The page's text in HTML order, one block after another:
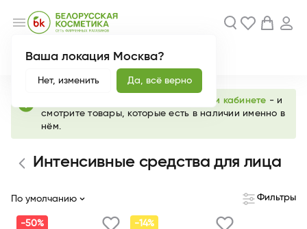
Ваша локация Москва?
Нет, изменить Да, всё верно
menu
Новинки Акции
info личном кабинете - и
смотрите товары, которые есть в наличии именно в
нём.
Интенсивные средства для лица
По умолчанию Фильтры
-50% -14%